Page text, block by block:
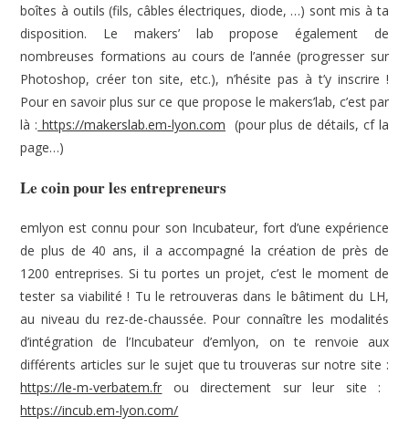
boîtes à outils (fils, câbles électriques, diode, …) sont mis à ta
disposition. Le makers’ lab propose également de
nombreuses formations au cours de l’année (progresser sur
Photoshop, créer ton site, etc.), n’hésite pas à t’y inscrire !
Pour en savoir plus sur ce que propose le makers’lab, c’est par
là : https://makerslab.em-lyon.com (pour plus de détails, cf la
page…)
Le coin pour les entrepreneurs
emlyon est connu pour son Incubateur, fort d’une expérience
de plus de 40 ans, il a accompagné la création de près de
1200 entreprises. Si tu portes un projet, c’est le moment de
tester sa viabilité ! Tu le retrouveras dans le bâtiment du LH,
au niveau du rez-de-chaussée. Pour connaître les modalités
d’intégration de l’Incubateur d’emlyon, on te renvoie aux
différents articles sur le sujet que tu trouveras sur notre site :
https://le-m-verbatem.fr ou directement sur leur site :
https://incub.em-lyon.com/